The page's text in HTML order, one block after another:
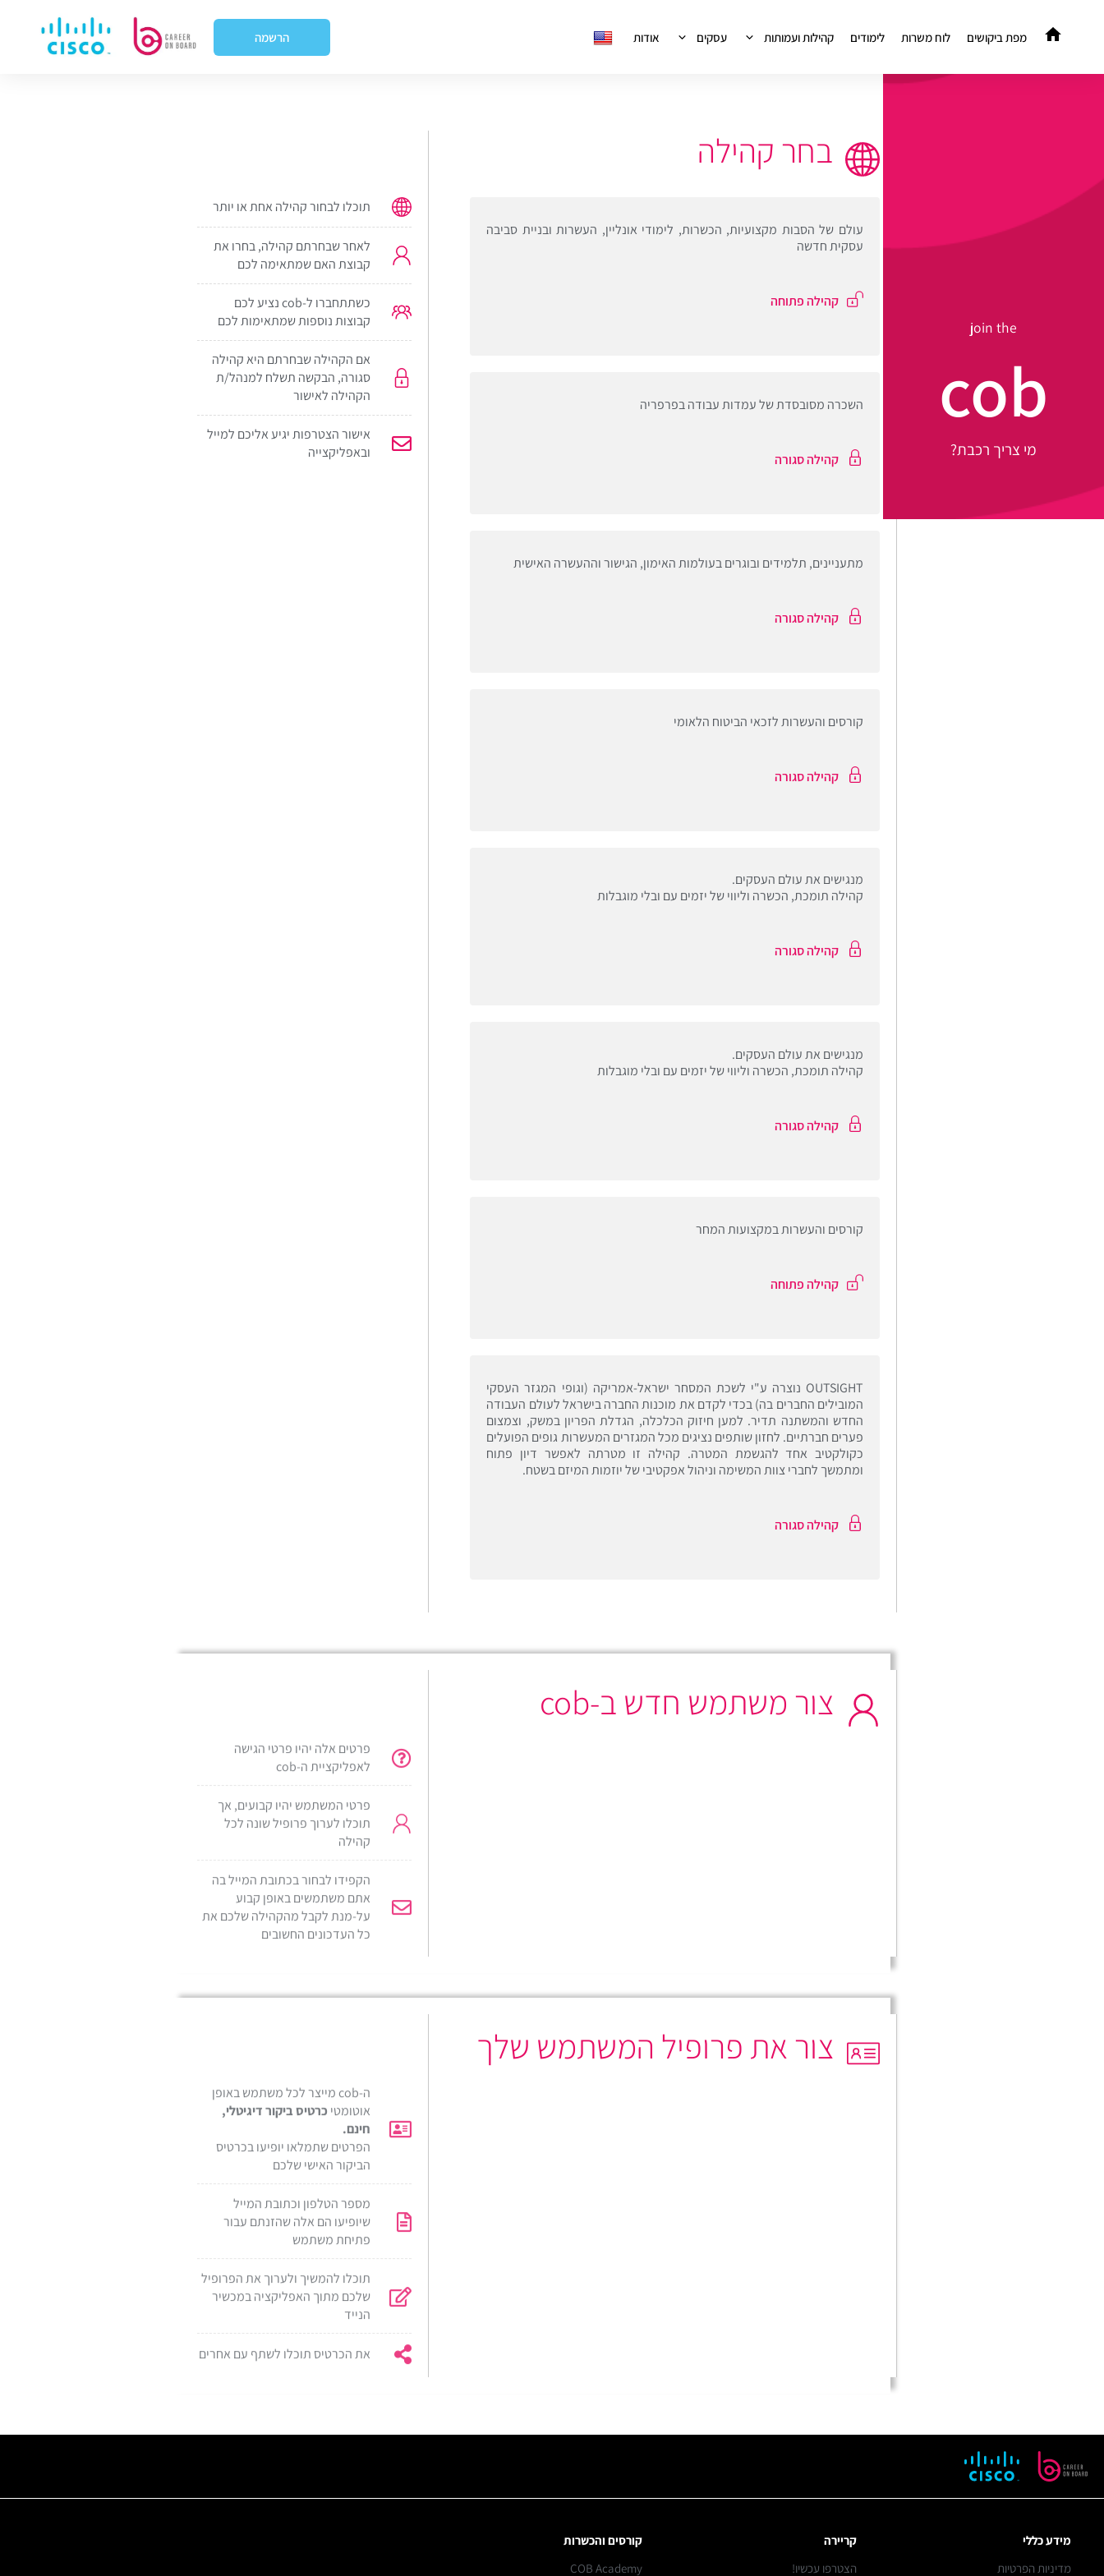
מפת ביקושים לוח משרות לימודים קהילות ועמותות עסקים אודות הרשמה
join the
cob
מי צריך רכבת?
בחר קהילה
עולם של הסבות מקצועיות, הכשרות, לימודי אונליין, העשרות ובניית סביבה
עסקית חדשה
קהילה פתוחה
השכרה מסובסדת של עמדות עבודה בפרפריה
קהילה סגורה
מתעניינים, תלמידים ובוגרים בעולמות האימון, הגישור וההעשרה האישית
קהילה סגורה
קורסים והעשרות לזכאי הביטוח הלאומי
קהילה סגורה
מנגישים את עולם העסקים.
קהילה תומכת, הכשרה וליווי של יזמים עם ובלי מוגבלות
קהילה סגורה
מנגישים את עולם העסקים.
קהילה תומכת, הכשרה וליווי של יזמים עם ובלי מוגבלות
קהילה סגורה
קורסים והעשרות במקצועות המחר
קהילה פתוחה
OUTSIGHT נוצרה ע"י לשכת המסחר ישראל-אמריקה (וגופי המגזר העסקי
המובילים החברים בה) בכדי לקדם את מוכנות החברה בישראל לעולם העבודה
החדש והמשתנה תדיר. למען חיזוק הכלכלה, הגדלת הפריון במשק, וצמצום
פערים חברתיים. לחזון שותפים נציגים מכל המגזרים המעשרות גופים הפועלים
כקולקטיב אחד להגשמת המטרה. קהילה זו מטרתה לאפשר דיון פתוח
ומתמשך לחברי צוות המשימה וניהול אפקטיבי של יוזמות המיזם בשטח.
קהילה סגורה
תוכלו לבחור קהילה אחת או יותר
לאחר שבחרתם קהילה, בחרו את
קבוצת האם שמתאימה לכם
כשתתחברו ל-cob נציע לכם
קבוצות נוספות שמתאימות לכם
אם הקהילה שבחרתם היא קהילה
סגורה, הבקשה תשלח למנהל/ת
הקהילה לאישור
אישור הצטרפות יגיע אליכם למייל
ובאפליקצייה
צור משתמש חדש ב-cob
פרטים אלה יהיו פרטי הגישה
לאפליקציית ה-cob
פרטי המשתמש יהיו קבועים, אך
תוכלו לערוך פרופיל שונה לכל
קהילה
הקפידו לבחור בכתובת המייל בה
אתם משתמשים באופן קבוע
על-מנת לקבל מהקהילה שלכם את
כל העדכונים החשובים
צור את פרופיל המשתמש שלך
ה-cob מייצר לכל משתמש באופן
אוטומטי כרטיס ביקור דיגיטלי,
חינם.
הפרטים שתמלאו יופיעו בכרטיס
הביקור האישי שלכם
מספר הטלפון וכתובת המייל
שיופיעו הם אלה שהזנתם עבור
פתיחת משתמש
תוכלו להמשיך ולערוך את הפרופיל
שלכם מתוך האפליקציה במכשיר
הנייד
את הכרטיס תוכלו לשתף עם אחרים
מידע כללי
מדיניות הפרטיות
קריירה
הצטרפו עכשיו!
קורסים והכשרות
COB Academy